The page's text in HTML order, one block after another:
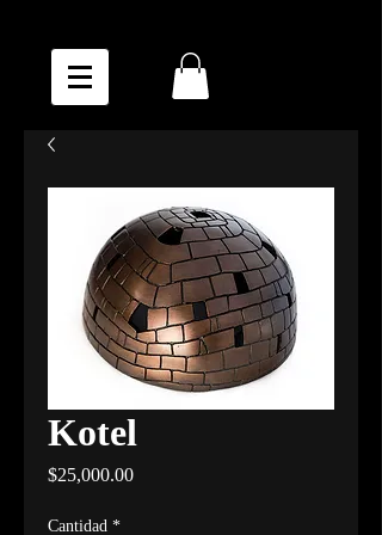
Kotel
$25,000.00Precio
Cantidad *